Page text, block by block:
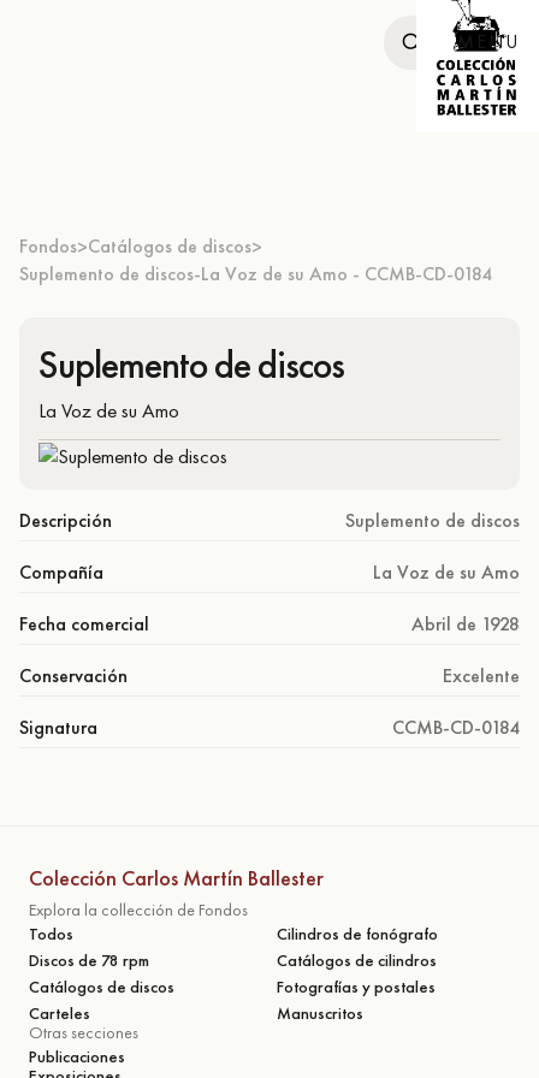
MENU
Fondos>Catálogos de discos>
Suplemento de discos-La Voz de su Amo - CCMB-CD-0184
Suplemento de discos
La Voz de su Amo
Descripción Suplemento de discos
Compañía La Voz de su Amo
Fecha comercial Abril de 1928
Conservación Excelente
Signatura CCMB-CD-0184
Colección Carlos Martín Ballester
Explora la collección de Fondos
Todos
Cilindros de fonógrafo
Discos de 78 rpm
Catálogos de cilindros
Catálogos de discos
Fotografías y postales
Carteles
Manuscritos
Otras secciones
Publicaciones